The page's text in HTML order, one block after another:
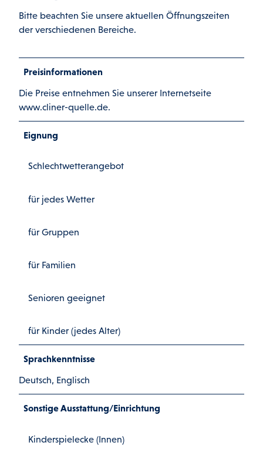
Bitte beachten Sie unsere aktuellen Öffnungszeiten
der verschiedenen Bereiche.
Preisinformationen
Die Preise entnehmen Sie unserer Internetseite
www.cliner-quelle.de.
Eignung
Schlechtwetterangebot
für jedes Wetter
für Gruppen
für Familien
Senioren geeignet
für Kinder (jedes Alter)
Sprachkenntnisse
Deutsch, Englisch
Sonstige Ausstattung/Einrichtung
Kinderspielecke (Innen)